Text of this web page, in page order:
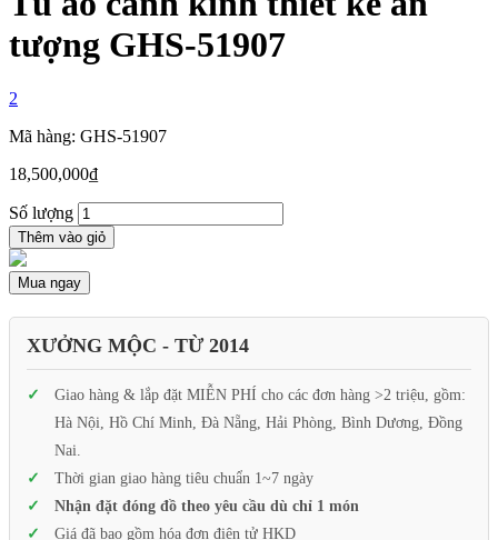
tượng GHS-51907
2
Mã hàng: GHS-51907
18,500,000₫
Số lượng
Thêm vào giỏ
Mua ngay
XƯỞNG MỘC - TỪ 2014
Giao hàng & lắp đặt MIỄN PHÍ cho các đơn hàng >2 triệu, gồm:
Hà Nội, Hồ Chí Minh, Đà Nẵng, Hải Phòng, Bình Dương, Đồng
Nai.
Thời gian giao hàng tiêu chuẩn 1~7 ngày
Nhận đặt đóng đồ theo yêu cầu dù chỉ 1 món
Giá đã bao gồm hóa đơn điện tử HKD